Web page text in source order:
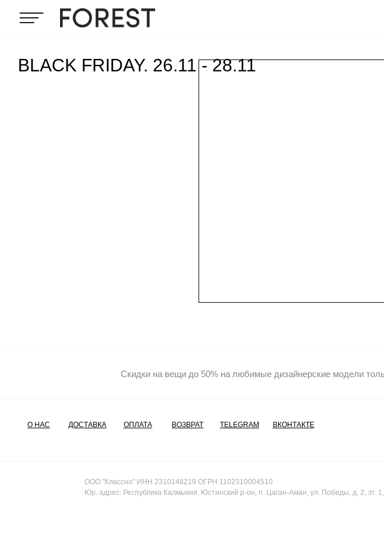
BLACK FRIDAY. 26.11 - 28.11
Скидки на вещи до 50% на любимые дизайнерские модели
ДОСТАВКА ВОЗВРАТ
ОПЛАТА
О НАС ВКОНТАКТЕ
TELEGRAM
ООО "Классно" ИНН 2310148219 ОГРН 1102310004510
Юр. адрес: Республика Калмыкия, Юстинский р-он, п. Цаган-Аман, ул. Победы, д. 2, эт.